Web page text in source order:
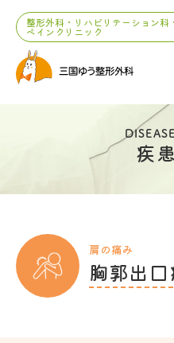
整形外科・リハビリテーション科
ペインクリニック
疾
肩の痛み
胸郭出